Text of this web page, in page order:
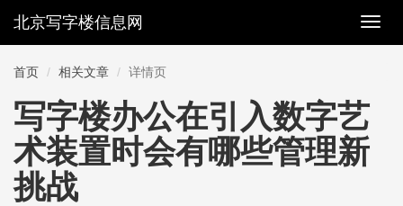
切
北京写字楼信息网
首页 相关文章 详情页
写字楼办公在引入数字艺
术装置时会有哪些管理新
挑战